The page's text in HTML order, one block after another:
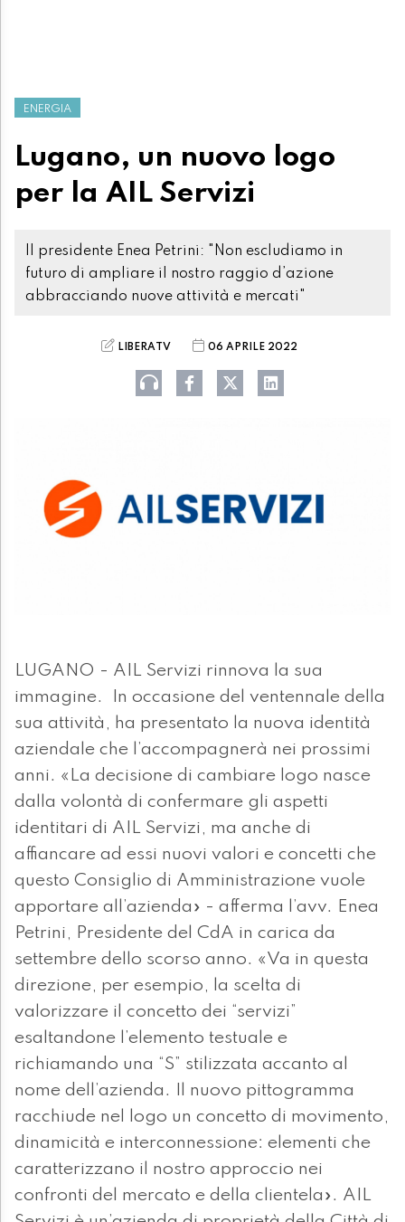
ENERGIA
Lugano, un nuovo logo
per la AIL Servizi
Il presidente Enea Petrini: "Non escludiamo in
futuro di ampliare il nostro raggio d’azione
abbracciando nuove attività e mercati"
LIBERATV 06 APRILE 2022
LUGANO - AIL Servizi rinnova la sua
immagine. In occasione del ventennale della
sua attività, ha presentato la nuova identità
aziendale che l’accompagnerà nei prossimi
anni. «La decisione di cambiare logo nasce
dalla volontà di confermare gli aspetti
identitari di AIL Servizi, ma anche di
affiancare ad essi nuovi valori e concetti che
questo Consiglio di Amministrazione vuole
apportare all’azienda» - afferma l’avv. Enea
Petrini, Presidente del CdA in carica da
settembre dello scorso anno. «Va in questa
direzione, per esempio, la scelta di
valorizzare il concetto dei “servizi”
esaltandone l’elemento testuale e
richiamando una “S” stilizzata accanto al
nome dell’azienda. Il nuovo pittogramma
racchiude nel logo un concetto di movimento,
dinamicità e interconnessione: elementi che
caratterizzano il nostro approccio nei
confronti del mercato e della clientela». AIL